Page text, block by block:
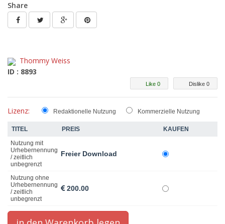
Share
Thommy Weiss
ID : 8893
Dislike 0
Like 0
Lizenz: Redaktionelle Nutzung Kommerzielle Nutzung
TITEL PREIS
KAUFEN
Nutzung mit
Urhebernennung
/ zeitlich
unbegrenzt
Freier Download
Nutzung ohne
Urhebernennung
/ zeitlich
unbegrenzt
200.00